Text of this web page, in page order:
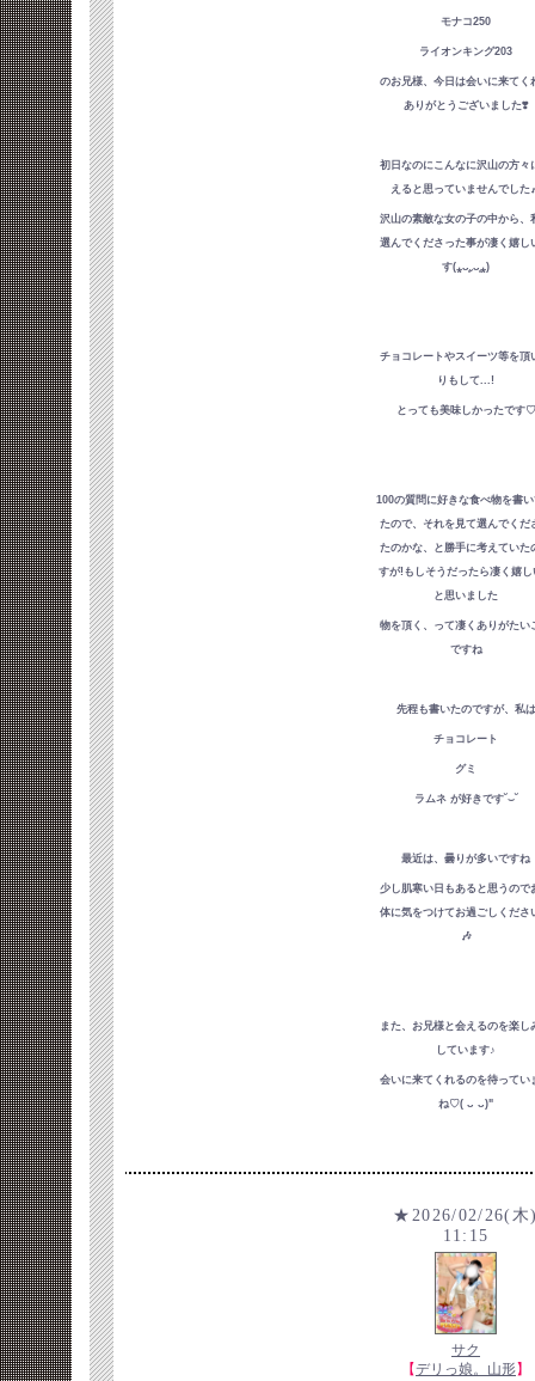
モナコ250
ライオンキング203
のお兄様、今日は会いに来てく
ありがとうございました❣️
初日なのにこんなに沢山の方々
えると思っていませんでした
沢山の素敵な女の子の中から、
選んでくださった事が凄く嬉し
す(⁎ᴗ͈ˬᴗ͈⁎)
チョコレートやスイーツ等を頂
りもして...!
とっても美味しかったです♡
100の質問に好きな食べ物を書
たので、それを見て選んでくだ
たのかな、と勝手に考えていた
すが!もしそうだったら凄く嬉し
と思いました
物を頂く、って凄くありがたい
ですね
先程も書いたのですが、私は
チョコレート
グミ
ラムネ が好きです˘⌣˘
最近は、曇りが多いですね
少し肌寒い日もあると思うので
体に気をつけてお過ごしくださ
🎶
また、お兄様と会えるのを楽し
しています♪
会いに来てくれるのを待ってい
ね♡( ᴗ ᴗ)"
★2026/02/26(木
11:15
サク
【デリっ娘。山形】